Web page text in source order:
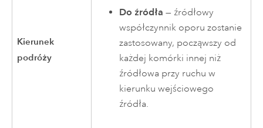
Kierunek
podróży
Do źródła — źródłowy
współczynnik oporu zostanie
zastosowany, począwszy od
każdej komórki innej niż
źródłowa przy ruchu w
kierunku wejściowego
źródła.